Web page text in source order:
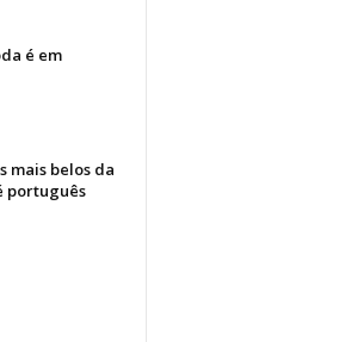
é em
mais belos da
português